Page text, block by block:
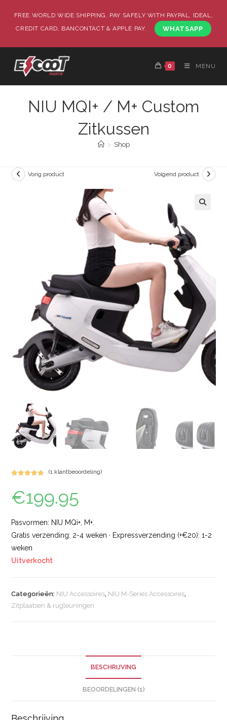
FREE WORLD WIDE SHIPPING, PAY SAFELY WITH PAYPAL, IDEAL,
CREDIT CARD, BANCONTACT & APPLE PAY.
WHATSAPP
0 MENU
NIU MQI+ / M+ Custom
Zitkussen
> Shop
Vorig product Volgend product
5.00op 5
gebaseerd
waarderinge
(1 klantbeoordeling)
€199.95
Pasvormen: NIU MQi+, M+.
Gratis verzending: 2-4 weken · Expressverzending (+€20): 1-2
weken
Uitverkocht
Categorieën: NIU Accessoires, NIU M-Series Accessoires,
Zitplaatsen & rugleuningen
BESCHRIJVING
BEOORDELINGEN (1)